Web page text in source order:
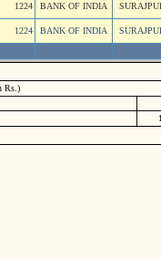
1224 BANK OF INDIA
1224 BANK OF INDIA
Rs.)